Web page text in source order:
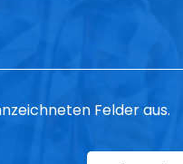
Felder aus.